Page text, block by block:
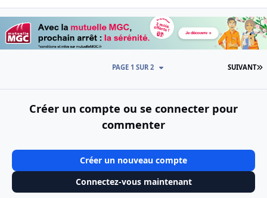
SUIVANT
PAGE 1 SUR 2
Créer un compte ou se connecter pour
commenter
Créer un nouveau compte
Connectez-vous maintenant